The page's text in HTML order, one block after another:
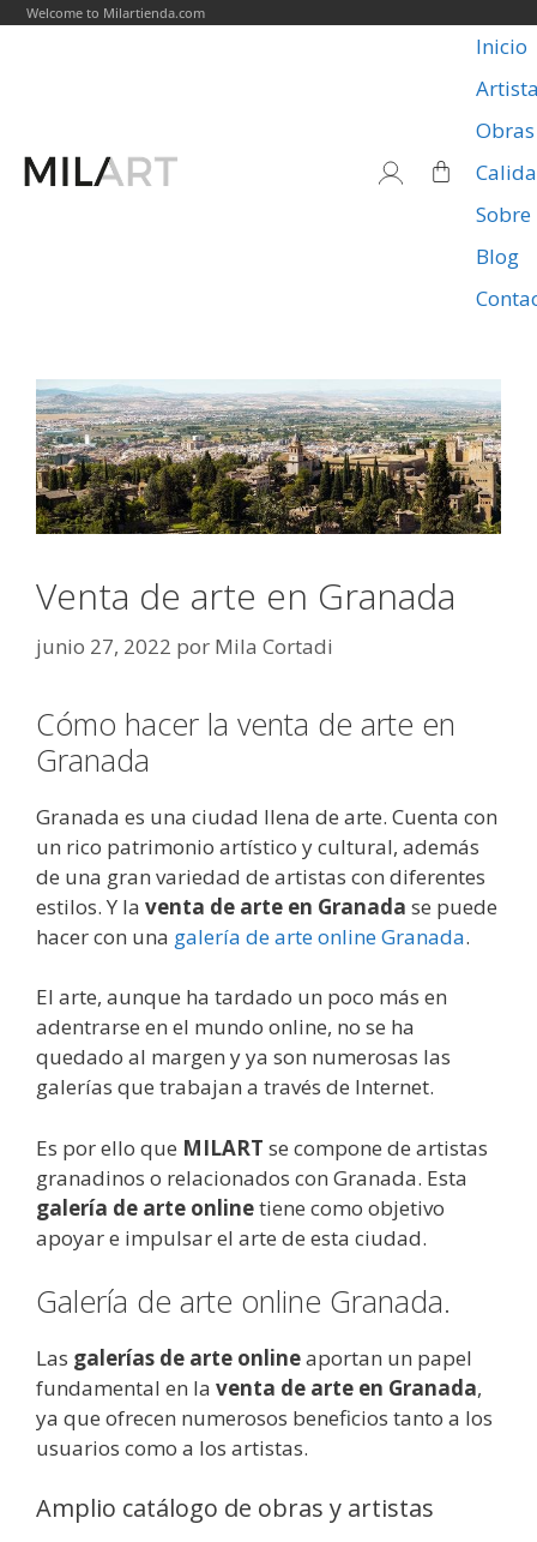
Welcome to Milartienda.com
Inicio
Obras
Blog
Venta de arte en Granada
junio 27, 2022 por Mila Cortadi
Cómo hacer la venta de arte en
Granada
Granada es una ciudad llena de arte. Cuenta con
un rico patrimonio artístico y cultural, además
de una gran variedad de artistas con diferentes
estilos. Y la venta de arte en Granada se puede
hacer con una galería de arte online Granada.
El arte, aunque ha tardado un poco más en
adentrarse en el mundo online, no se ha
quedado al margen y ya son numerosas las
galerías que trabajan a través de Internet.
Es por ello que MILART se compone de artistas
granadinos o relacionados con Granada. Esta
galería de arte onlinetiene como objetivo
apoyar e impulsar el arte de esta ciudad.
Galería de arte online Granada.
Las galerías de arte onlineaportan un papel
fundamental en la venta de arte en Granada,
ya que ofrecen numerosos beneficios tanto a los
usuarios como a los artistas.
Amplio catálogo de obras y artistas